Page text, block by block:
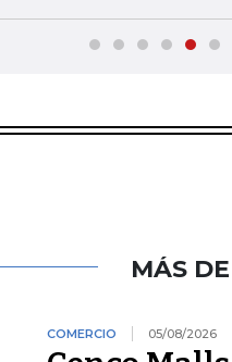
MÁS
COMERCIO 05/08/2026